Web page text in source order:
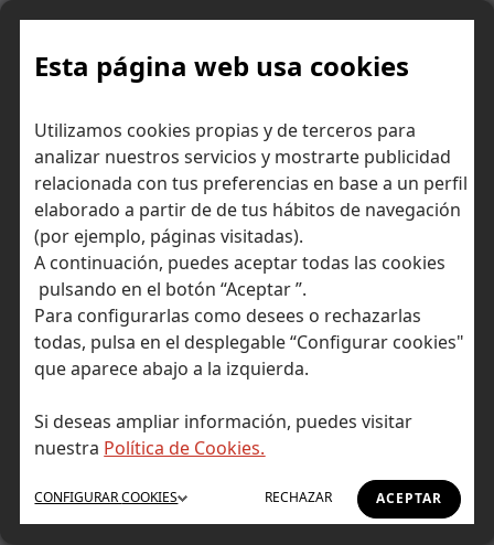
Esta página web usa cookies
Utilizamos cookies propias y de terceros para
analizar nuestros servicios y mostrarte publicidad
relacionada con tus preferencias en base a un perfil
elaborado a partir de de tus hábitos de navegación
(por ejemplo, páginas visitadas).
A continuación, puedes aceptar todas las cookies
pulsando en el botón “Aceptar ”.
Para configurarlas como desees o rechazarlas
todas, pulsa en el desplegable “Configurar cookies"
que aparece abajo a la izquierda.
Si deseas ampliar información, puedes visitar
nuestra Política de Cookies.
ACEPTAR
RECHAZAR
CONFIGURARCOOKIES
Skip
Ir a Self Bank »
El Blog de Self
Bank
oro